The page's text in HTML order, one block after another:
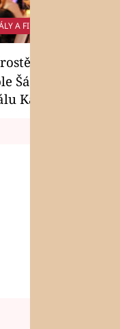
A FILMY
Šáchová získala
Kamarádi